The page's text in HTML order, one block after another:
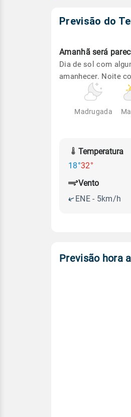
Previsão do
Amanhã será
Dia de sol com
amanhecer. Noite
Madrugada
Temperatura
18°32°
Vento
ENE - 5km/h
Previsão hora